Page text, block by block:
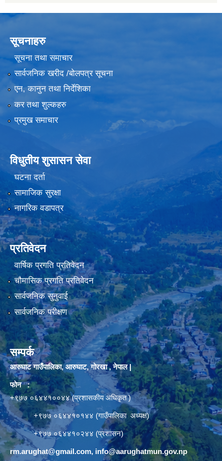
सूचनाहरु
सूचना तथा समाचार
सार्वजनिक खरीद /बोलपत्र सूचना
एन, कानुन तथा निर्देशिका
कर तथा शुल्कहरु
प्रमुख समाचार
विधुतीय शुसासन सेवा
घटना दर्ता
सामाजिक सुरक्षा
नागरिक वडापत्र
प्रतिवेदन
वार्षिक प्रगति प्रतिवेदन
चौमासिक प्रगति प्रतिवेदन
सार्वजनिक सुनुवाई
सार्वजनिक परीक्षण
सम्पर्क
आरुघाट गाउँपालिका, आरुघाट, गोरखा , नेपाल |
फोन :
+९७७ ०६४४१००४४ (प्रशासकीय अधिकृत )
+९७७ ०६४४१०१४४ (गाउँपालिका अध्यक्ष)
+९७७ ०६४४१०२४४ (प्रशासन)
rm.arughat@gmail.com, info@aarughatmun.gov.np